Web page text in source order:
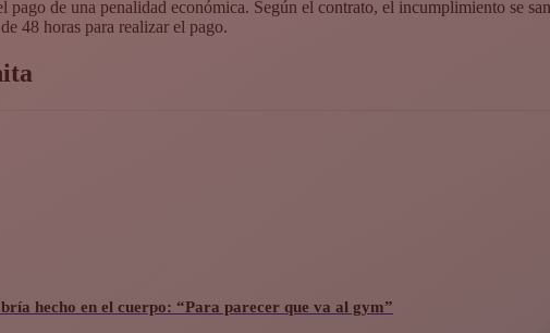
de una penalidad económica. Según el contrato, el incumplimiento se
48 horas para realizar el pago.
hecho en el cuerpo: “Para parecer que va al gym”